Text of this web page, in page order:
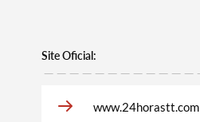
Site Oficial:
www.24horastt.com